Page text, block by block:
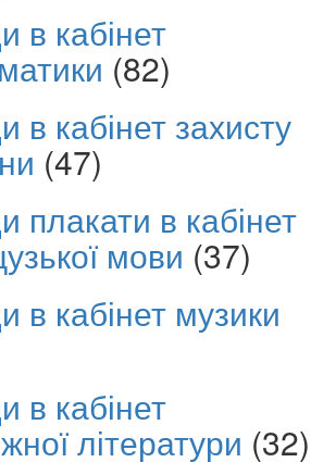
в кабінет
(82)
в кабінет захисту
(47)
плакати в кабінет
мови (37)
в кабінет музики
в кабінет
літератури (32)